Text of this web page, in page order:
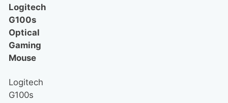
Logitech
G100s
Optical
Gaming
Mouse
Logitech
G100s